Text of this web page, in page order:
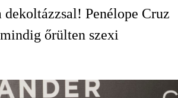
dekoltázzsal! Penélope Cruz
őrülten szexi